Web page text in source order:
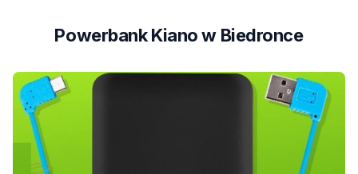
Powerbank Kiano w Biedronce